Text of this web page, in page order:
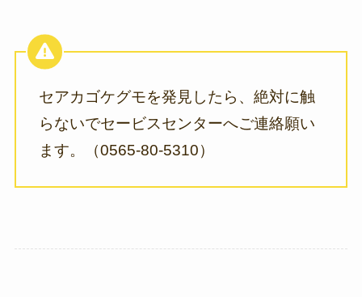
セアカゴケグモを発見したら、絶対に触
らないでセービスセンターへご連絡願い
ます。（0565-80-5310）